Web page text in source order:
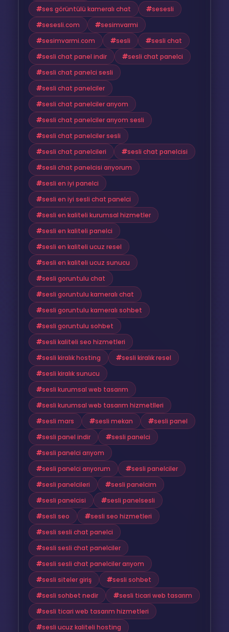
ses görüntülü kameralı chat
sesesli
sesesli.com
sesimvarmi
sesimvarmi.com
sesli
sesli chat
sesli chat panel indir
sesli chat panelci
sesli chat panelci sesli
sesli chat panelciler
sesli chat panelciler arıyom
sesli chat panelciler arıyom sesli
sesli chat panelciler sesli
sesli chat panelcileri
sesli chat panelcisi
sesli chat panelcisi arıyorum
sesli en iyi panelci
sesli en iyi sesli chat panelci
sesli en kaliteli kurumsal hizmetler
sesli en kaliteli panelci
sesli en kaliteli ucuz resel
sesli en kaliteli ucuz sunucu
sesli goruntulu chat
sesli goruntulu kameralı chat
sesli goruntulu kameralı sohbet
sesli goruntulu sohbet
sesli kaliteli seo hizmetleri
sesli kiralık hosting
sesli kiralık resel
sesli kiralık sunucu
sesli kurumsal web tasarım
sesli kurumsal web tasarım hizmetlleri
sesli mars
sesli mekan
sesli panel
sesli panel indir
sesli panelci
sesli panelci arıyom
sesli panelci arıyorum
sesli panelciler
sesli panelcileri
sesli panelcim
sesli panelcisi
sesli panelsesli
sesli seo
sesli seo hizmetleri
sesli sesli chat panelci
sesli sesli chat panelciler
sesli sesli chat panelciler arıyom
sesli siteler giriş
sesli sohbet
sesli sohbet nedir
sesli ticari web tasarım
sesli ticari web tasarım hizmetleri
sesli ucuz kaliteli hosting